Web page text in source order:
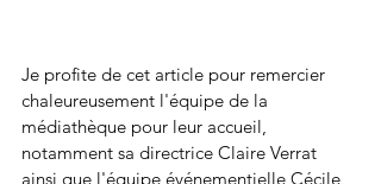
Je profite de cet article pour remercier
chaleureusement l'équipe de la
médiathèque pour leur accueil,
notamment sa directrice Claire Verrat
ainsi que l'équipe événementielle Cécile,